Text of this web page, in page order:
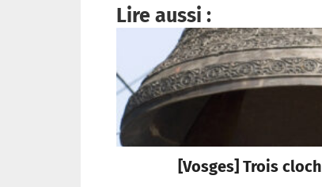
Lire aussi :
[Vosges] Trois